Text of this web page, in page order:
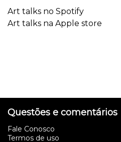
Art talks no Spotify
Art talks na Apple store
Questões e comentários
Fale Conosco
Termos de uso